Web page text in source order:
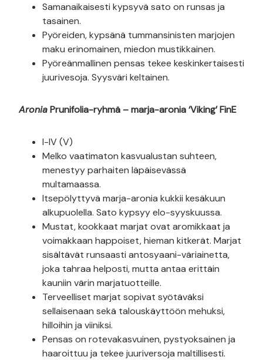
Samanaikaisesti kypsyvä sato on runsas ja
tasainen.
Pyöreiden, kypsänä tummansinisten marjojen
maku erinomainen, miedon mustikkainen.
Pyöreänmallinen pensas tekee keskinkertaisesti
juurivesoja. Syysväri keltainen.
AroniaPrunifolia-ryhmä – marja-aronia ‘Viking’ FinE
I-IV (V)
Melko vaatimaton kasvualustan suhteen,
menestyy parhaiten läpäisevässä
multamaassa.
Itsepölyttyvä marja-aronia kukkii kesäkuun
alkupuolella. Sato kypsyy elo-syyskuussa.
Mustat, kookkaat marjat ovat aromikkaat ja
voimakkaan happoiset, hieman kitkerät. Marjat
sisältävät runsaasti antosyaani-väriainetta,
joka tahraa helposti, mutta antaa erittäin
kauniin värin marjatuotteille.
Terveelliset marjat sopivat syötäväksi
sellaisenaan sekä talouskäyttöön mehuksi,
hilloihin ja viiniksi.
Pensas on rotevakasvuinen, pystyoksainen ja
haaroittuu ja tekee juuriversoja maltillisesti.